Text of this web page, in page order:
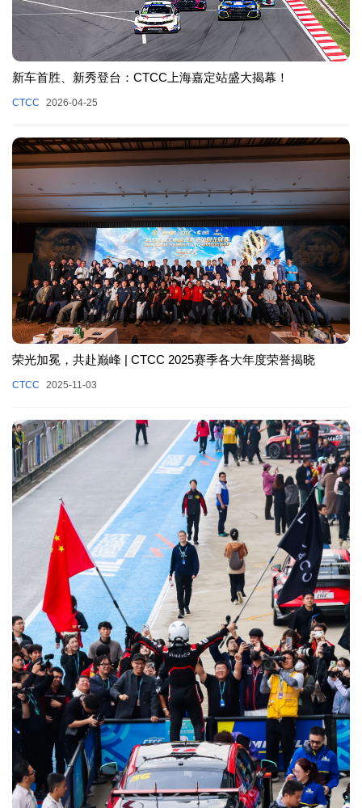
新车首胜、新秀登台：CTCC上海嘉定站盛大揭幕！
CTCC 2026-04-25
荣光加冕，共赴巅峰 | CTCC 2025赛季各大年度荣誉揭晓
CTCC 2025-11-03